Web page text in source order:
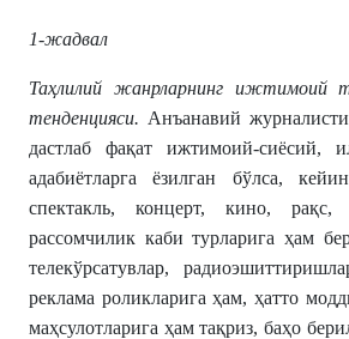
1-жадвал
Таҳлилий жанрларнинг ижтимоий
тенденцияси. Анъанавий
дастлаб фақат ижтимоий-сиёсий,
адабиётларга ёзилган бўлса,
спектакль, концерт, кино, рақс,
рассомчилик каби турларига ҳам
телекўрсатувлар,
реклама роликларига ҳам, ҳатто
маҳсулотларига ҳам тақриз, баҳо